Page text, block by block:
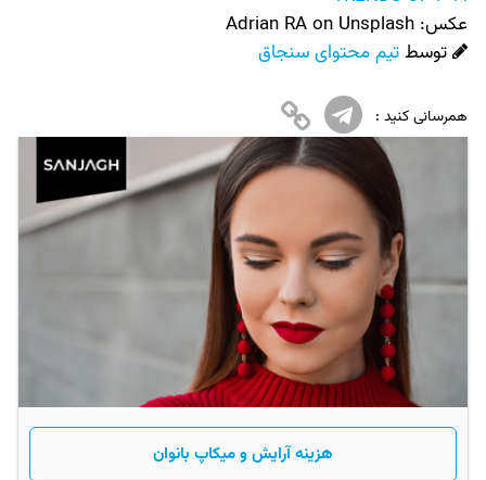
عکس:‌ Adrian RA on Unsplash
توسطتیم محتوای سنجاق
همرسانی کنید :
هزینه آرایش و میکاپ بانوان